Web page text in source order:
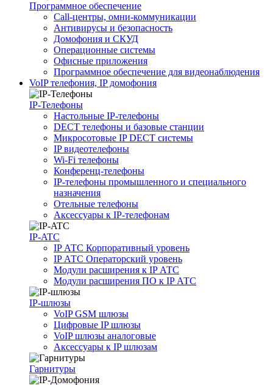
Программное обеспечение
Call-центры, омни-коммуникации
Антивирусы и безопасность
Домофония и СКУД
Операционные системы
Офисные приложения
Программное обеспечение для видеонаблюдения
VoIP телефония, IP домофония
IP-Телефоны
Настольные IP-телефоны
DECT телефоны и базовые станции
Микросотовые IP DECT системы
IP видеотелефоны
Wi-Fi телефоны
Конференц-телефоны
IP-телефоны промышленного и специального
назначения
Отельные телефоны
Аксессуары к IP-телефонам
IP-ATC
IP АТС Корпоративный уровень
IP АТС Операторский уровень
Модули расширения к IP АТС
Модули расширения ПО к IP АТС
IP-шлюзы
VoIP GSM шлюзы
Цифровые IP шлюзы
VoIP шлюзы аналоговые
Аксессуары к IP шлюзам
Гарнитуры